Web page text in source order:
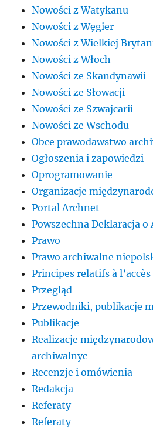
Nowości z Watykanu
Nowości z Węgier
Nowości z Wielkiej
Nowości z Włoch
Nowości ze Skandynawii
Nowości ze Słowacji
Nowości ze Szwajcarii
Nowości ze Wschodu
Obce prawodawstwo
Ogłoszenia i zapowiedzi
Oprogramowanie
Organizacje
Portal Archnet
Powszechna Deklaracja o
Prawo
Prawo archiwalne
Principes relatifs à
Przegląd
Przewodniki, publikacje
Publikacje
Realizacje
archiwalnyc
Recenzje i omówienia
Redakcja
Referaty
Referaty